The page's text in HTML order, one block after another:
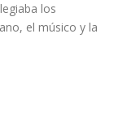
los
el músico y la